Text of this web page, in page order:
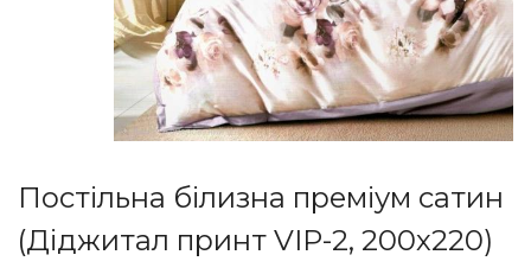
Постільна білизна преміум сатин
(Діджитал принт VIP-2, 200х220)